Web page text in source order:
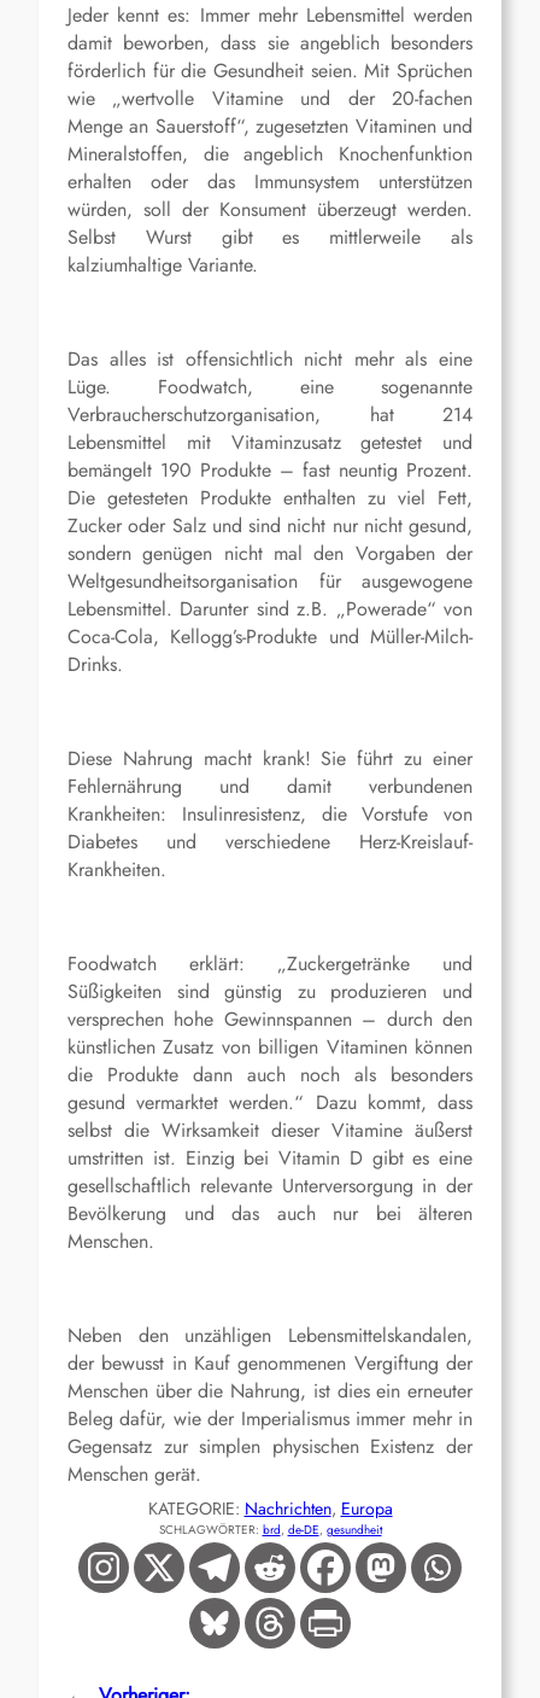
Jeder kennt es: Immer mehr Lebensmittel werden
damit beworben, dass sie angeblich besonders
förderlich für die Gesundheit seien. Mit Sprüchen
wie „wertvolle Vitamine und der 20-fachen
Menge an Sauerstoff“, zugesetzten Vitaminen und
Mineralstoffen, die angeblich Knochenfunktion
erhalten oder das Immunsystem unterstützen
würden, soll der Konsument überzeugt werden.
Selbst Wurst gibt es mittlerweile als
kalziumhaltige Variante.
Das alles ist offensichtlich nicht mehr als eine
Lüge. Foodwatch, eine sogenannte
Verbraucherschutzorganisation, hat 214
Lebensmittel mit Vitaminzusatz getestet und
bemängelt 190 Produkte – fast neuntig Prozent.
Die getesteten Produkte enthalten zu viel Fett,
Zucker oder Salz und sind nicht nur nicht gesund,
sondern genügen nicht mal den Vorgaben der
Weltgesundheitsorganisation für ausgewogene
Lebensmittel. Darunter sind z.B. „Powerade“ von
Coca-Cola, Kellogg’s-Produkte und Müller-Milch-
Drinks.
Diese Nahrung macht krank! Sie führt zu einer
Fehlernährung und damit verbundenen
Krankheiten: Insulinresistenz, die Vorstufe von
Diabetes und verschiedene Herz-Kreislauf-
Krankheiten.
Foodwatch erklärt: „Zuckergetränke und
Süßigkeiten sind günstig zu produzieren und
versprechen hohe Gewinnspannen – durch den
künstlichen Zusatz von billigen Vitaminen können
die Produkte dann auch noch als besonders
gesund vermarktet werden.“ Dazu kommt, dass
selbst die Wirksamkeit dieser Vitamine äußerst
umstritten ist. Einzig bei Vitamin D gibt es eine
gesellschaftlich relevante Unterversorgung in der
Bevölkerung und das auch nur bei älteren
Menschen.
Neben den unzähligen Lebensmittelskandalen,
der bewusst in Kauf genommenen Vergiftung der
Menschen über die Nahrung, ist dies ein erneuter
Beleg dafür, wie der Imperialismus immer mehr in
Gegensatz zur simplen physischen Existenz der
Menschen gerät.
KATEGORIE: Nachrichten, Europa
SCHLAGWÖRTER: brd, de-DE, gesundheit